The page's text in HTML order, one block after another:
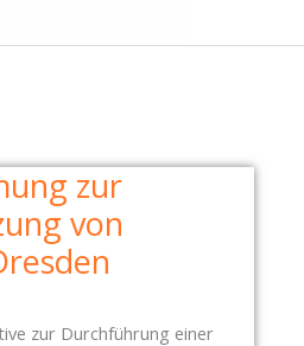
zur
von
zur Durchführung einer